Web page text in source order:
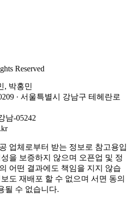
Reserved
, 박홍민
· 서울특별시 강남구 테헤란로
남-05242
업체로부터 받는 정보로 참고용입
을 보증하지 않으며 오픈업 및 정
어떤 결과에도 책임을 지지 않습
도 재배포 할 수 없으며 서면 동의
될 수 없습니다.